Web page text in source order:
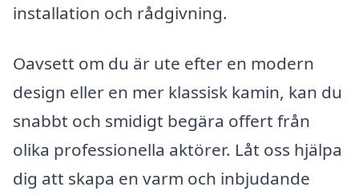
installation och rådgivning.
Oavsett om du är ute efter en modern
design eller en mer klassisk kamin, kan du
snabbt och smidigt begära offert från
olika professionella aktörer. Låt oss hjälpa
dig att skapa en varm och inbjudande